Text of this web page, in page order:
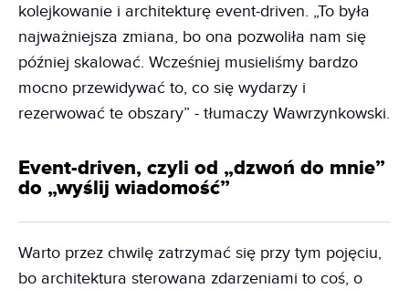
kolejkowanie i architekturę event-driven. „To była
najważniejsza zmiana, bo ona pozwoliła nam się
później skalować. Wcześniej musieliśmy bardzo
mocno przewidywać to, co się wydarzy i
rezerwować te obszary” - tłumaczy Wawrzynkowski.
Event-driven, czyli od „dzwoń do mnie”
do „wyślij wiadomość”
Warto przez chwilę zatrzymać się przy tym pojęciu,
bo architektura sterowana zdarzeniami to coś, o